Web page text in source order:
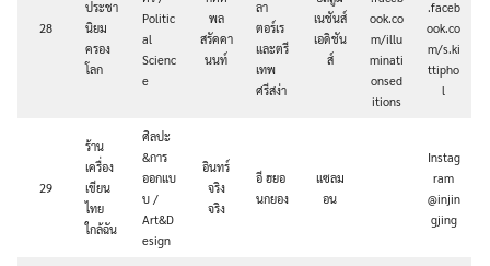
28
ประชา
นิยม
ครอง
โลก
Politic
al
Scienc
e
พล
สรัคคา
นนท์
ลา
ตอร์เร
และตรี
เทพ
ศรีสง่า
เนชันส์
เอดิชัน
ส์
ook.co
m/illu
minati
onsed
itions
.faceb
ook.co
m/s.ki
ttipho
l
29
ร้าน
เครื่อง
เขียน
ไทย
ใกล้ฉัน
ศิลปะ
&การ
ออกแบ
บ /
Art&D
esign
อินทร์
จริง
จริง
อี ฮยอ
นกยอง
แซลม
อน
Instag
ram
@injin
gjing